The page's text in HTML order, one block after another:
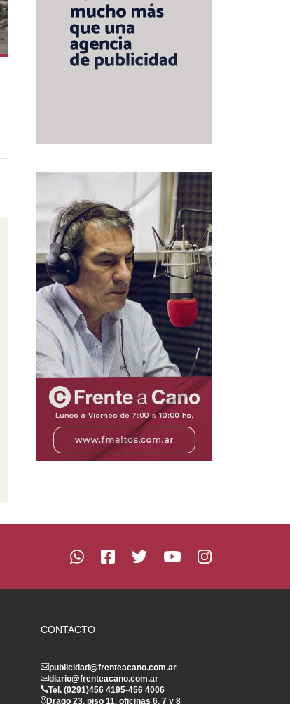
CONTACTO
publicidad@frenteacano.com.ar
diario@frenteacano.com.ar
Tel. (0291)456 4195-456 4006
Drago 23, piso 11, oficinas 6, 7 y 8